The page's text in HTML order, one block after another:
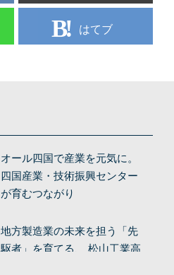
はてブ
オール四国で産業を元気に。
四国産業・技術振興センター
が育むつながり
地方製造業の未来を担う「先
駆者」を育てる、 松山工業高